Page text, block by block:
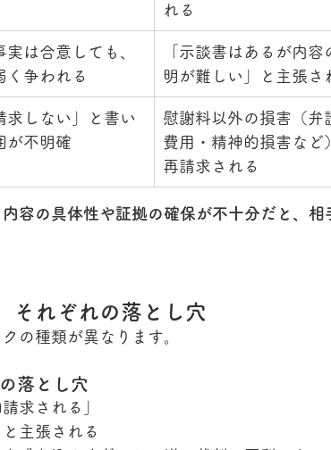
れる
実は合意しても、
く争われる
「示談書はあるが内容
明が難しい」と主張さ
求しない」と書い
が不明確
慰謝料以外の損害（弁
費用・精神的損害など
再請求される
内容の具体性や証拠の確保が不十分だと、相
それぞれの落とし穴
の種類が異なります。
落とし穴
求される」
主張される